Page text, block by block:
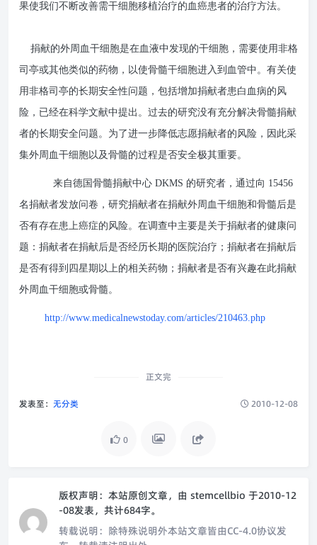
果使我们不断改善需干细胞移植治疗的血癌患者的治疗方法。
捐献的外周血干细胞是在血液中发现的干细胞，需要使用非格
司亭或其他类似的药物，以使骨髓干细胞进入到血管中。有关使
用非格司亭的长期安全性问题，包括增加捐献者患白血病的风
险，已经在科学文献中提出。过去的研究没有充分解决骨髓捐献
者的长期安全问题。为了进一步降低志愿捐献者的风险，因此采
集外周血干细胞以及骨髓的过程是否安全极其重要。
来自德国骨髓捐献中心 DKMS 的研究者，通过向 15456
名捐献者发放问卷，研究捐献者在捐献外周血干细胞和骨髓后是
否有存在患上癌症的风险。在调查中主要是关于捐献者的健康问
题：捐献者在捐献后是否经历长期的医院治疗；捐献者在捐献后
是否有得到四星期以上的相关药物；捐献者是否有兴趣在此捐献
外周血干细胞或骨髓。
http://www.medicalnewstoday.com/articles/210463.php
正文完
发表至： 无分类 2010-12-08
0
版权声明： 本站原创文章，由 stemcellbio 于2010-12
-08发表，共计684字。
转载说明： 除特殊说明外本站文章皆由CC-4.0协议发